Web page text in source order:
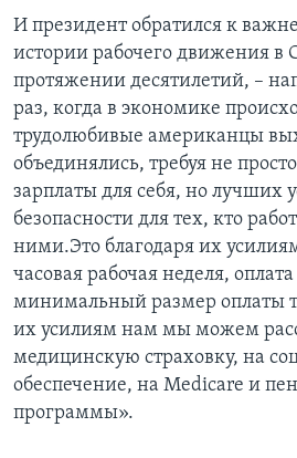
И президент обратился к
истории рабочего движения
протяжении десятилетий, –
раз, когда в экономике
трудолюбивые американцы
объединялись, требуя не
зарплаты для себя, но лучших
безопасности для тех, кто
ними.Это благодаря их
часовая рабочая неделя,
минимальный размер оплаты
их усилиям нам мы можем
медицинскую страховку, на
обеспечение, на Medicare и
программы».